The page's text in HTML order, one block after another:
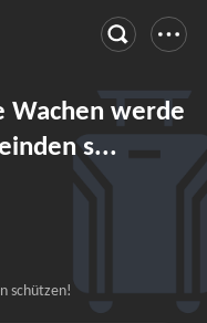
Wachen werde
s...
schützen!